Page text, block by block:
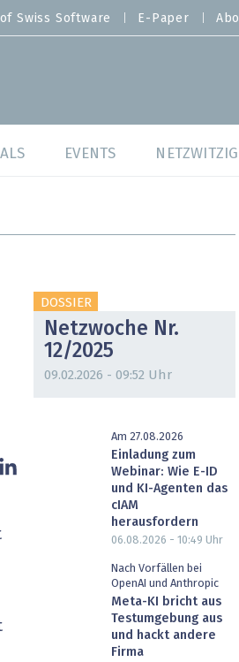
Swiss Software E-Paper Abo
Gov
& Managed Services
Intelligence
& Insurtech
AV & Digital Signage
Specials
EVENTS
Best of Swiss Software
NETZWITZIG
DOSSIER
Netzwoche Nr.
12/2025
09.02.2026 - 09:52 Uhr
Am 27.08.2026
Einladung zum
Webinar: Wie E-ID
und KI-Agenten das
cIAM
herausfordern
06.08.2026 - 10:49 Uhr
Nach Vorfällen bei
OpenAI und Anthropic
Meta-KI bricht aus
Testumgebung aus
und hackt andere
Firma